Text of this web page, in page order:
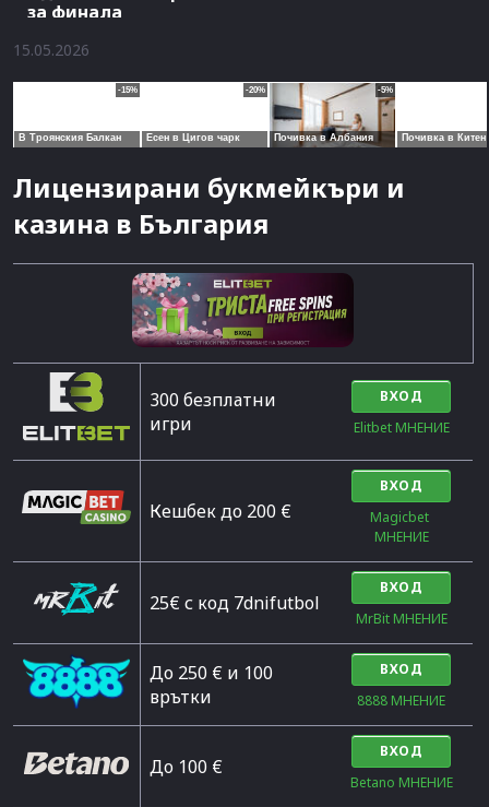
за финала
15.05.2026
Лицензирани букмейкъри и
казина в България
300 безплатни
игри
ВХОД
Elitbet МНЕНИЕ
Кешбек до 200 €
ВХОД
Magicbet
МНЕНИЕ
25€ с код 7dnifutbol
ВХОД
MrBit МНЕНИЕ
До 250 € и 100
врътки
ВХОД
8888 МНЕНИЕ
Дo 100 €
ВХОД
Betano МНЕНИЕ